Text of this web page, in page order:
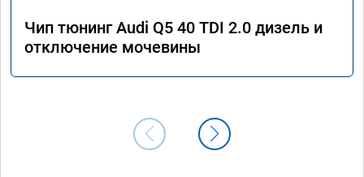
Чип тюнинг Audi Q5 40 TDI 2.0 дизель и
отключение мочевины